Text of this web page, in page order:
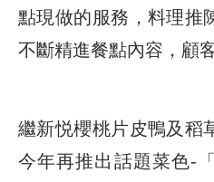
點現做的服務，料理推
不斷精進餐點內容，顧
繼新悦櫻桃片皮鴨及稻
今年再推出話題菜色-